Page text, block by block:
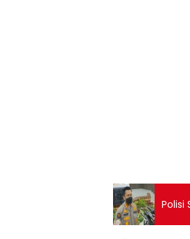
Polisi